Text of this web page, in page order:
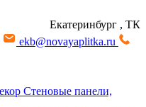
Екатеринбург , ТК
ekb@novayaplitka.ru
Стеновые панели,